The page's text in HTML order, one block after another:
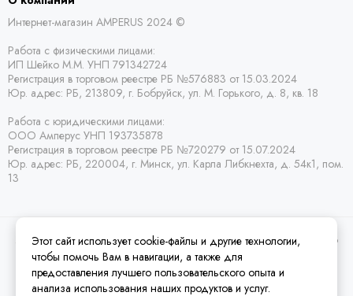
Интернет-магазин AMPERUS 2024 ©
Работа с физическими лицами:
ИП Шейко М.М. УНП 791342724
Регистрация в торговом реестре РБ №576883 от 15.03.2024
Юр. адрес: РБ, 213809, г. Бобруйск, ул. М. Горького, д. 8, кв. 18
Работа с юридическими лицами:
ООО Амперус УНП 193735878
Регистрация в торговом реестре РБ №720279 от 15.07.2024
Юр. адрес: РБ, 220004, г. Минск, ул. Карла Либкнехта, д. 54к1, пом.
13
2026 © Amperus Радиодетали Минск | купить в розницу, оптом и почтой по
Беларуси.Карта сайта
Этот сайт использует cookie-файлы и другие технологии,
чтобы помочь Вам в навигации, а также для
предоставления лучшего пользовательского опыта и
анализа использования наших продуктов и услуг.